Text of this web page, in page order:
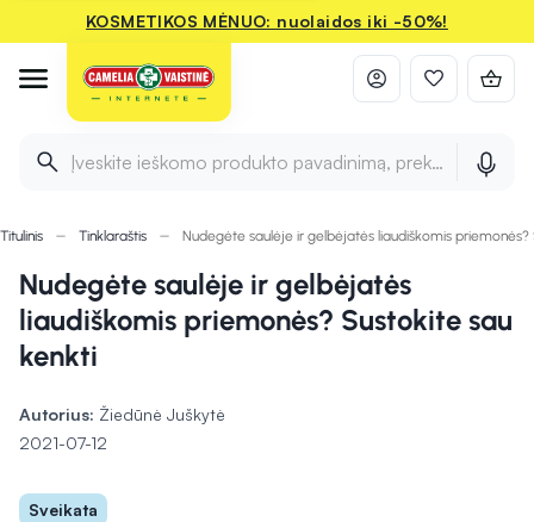
KOSMETIKOS MĖNUO: nuolaidos iki -50%!
Įveskite ieškomo produkto pavadinimą, prekės ženklą ir
Titulinis Tinklaraštis Nudegėte saulėje ir gelbėjatės liaudiškomis priemonės?
Nudegėte saulėje ir gelbėjatės
liaudiškomis priemonės? Sustokite sau
kenkti
Autorius: Žiedūnė Juškytė
2021-07-12
Sveikata